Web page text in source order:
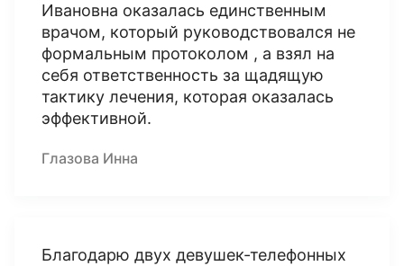
Ивановна оказалась единственным
врачом, который руководствовался не
формальным протоколом , а взял на
себя ответственность за щадящую
тактику лечения, которая оказалась
эффективной.
Глазова Инна
Благодарю двух девушек-телефонных